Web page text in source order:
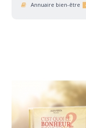
Annuaire bien-être